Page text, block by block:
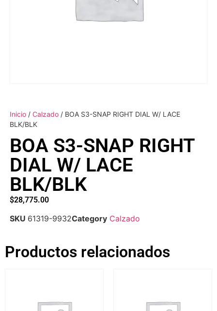
Inicio / Calzado / BOA S3-SNAP RIGHT DIAL W/ LACE
BLK/BLK
BOA S3-SNAP RIGHT
DIAL W/ LACE
BLK/BLK
$28,775.00
SKU 61319-9932Category Calzado
Productos relacionados